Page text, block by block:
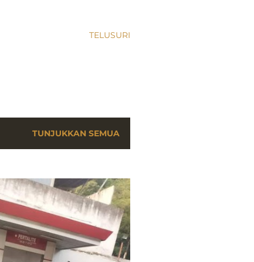
TELUSURI
TUNJUKKAN SEMUA